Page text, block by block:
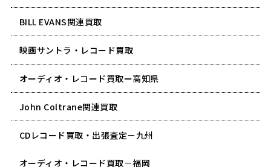
BILL EVANS関連買取
映画サントラ・レコード買取
オーディオ・レコード買取ー高知県
John Coltrane関連買取
CDレコード買取・出張査定－九州
オーディオ・レコード買取－福岡